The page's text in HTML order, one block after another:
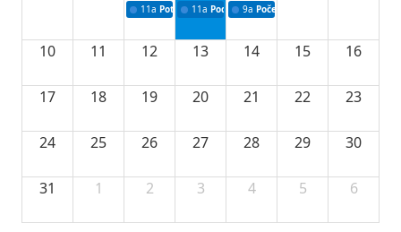
11a Potpisivanje ugovora o stipendijama za
11a Podrška razvoju vodne infrastrukture u
9a Početak izgradnje nove
10 11 12 13 14 15 16
17 18 19 20 21 22 23
24 25 26 27 28 29 30
31 1 2 3 4 5 6